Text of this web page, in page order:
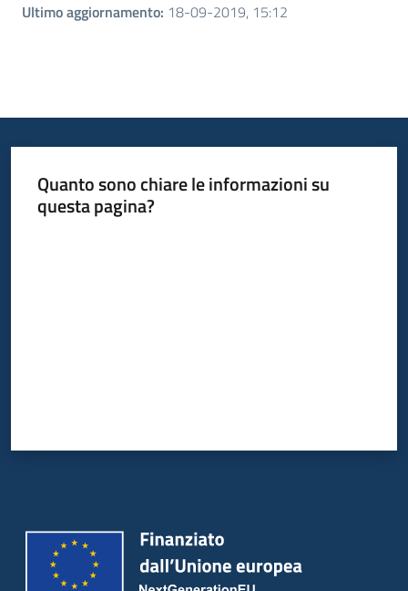
Ultimo aggiornamento: 18-09-2019, 15:12
Quanto sono chiare le informazioni su
questa pagina?